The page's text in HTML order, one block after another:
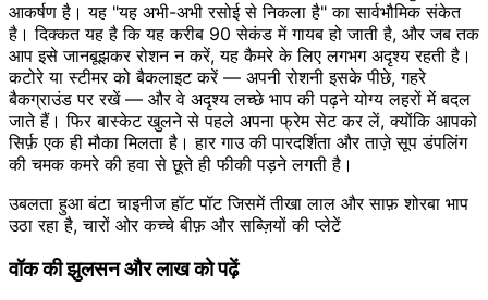
आकर्षण है। यह "यह अभी-अभी रसोई से निकला है" का सार्वभौमिक संकेत
है। दिक्कत यह है कि यह करीब 90 सेकंड में गायब हो जाती है, और जब तक
आप इसे जानबूझकर रोशन न करें, यह कैमरे के लिए लगभग अदृश्य रहती है।
कटोरे या स्टीमर को बैकलाइट करें — अपनी रोशनी इसके पीछे, गहरे
बैकग्राउंड पर रखें — और वे अदृश्य लच्छे भाप की पढ़ने योग्य लहरों में बदल
जाते हैं। फिर बास्केट खुलने से पहले अपना फ्रेम सेट कर लें, क्योंकि आपको
सिर्फ़ एक ही मौका मिलता है। हार गाउ की पारदर्शिता और ताज़े सूप डंपलिंग
की चमक कमरे की हवा से छूते ही फीकी पड़ने लगती है।
उबलता हुआ बंटा चाइनीज हॉट पॉट जिसमें तीखा लाल और साफ़ शोरबा भाप
उठा रहा है, चारों ओर कच्चे बीफ़ और सब्ज़ियों की प्लेटें
वॉक की झुलसन और लाख को पढ़ें